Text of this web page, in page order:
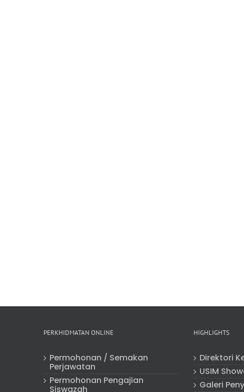
PERKHIDMATAN ONLINE
Permohonan / Semakan
Perjawatan
Permohonan Pengajian
Siswazah
HIGHLIGHTS
Direktori
USIM
Galeri